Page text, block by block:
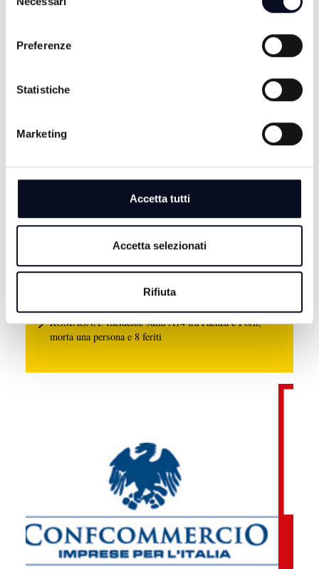
del
Preferenze
Statistiche
Marketing
Accetta tutti
Accetta selezionati
Rifiuta
8 AGOSTO 2026
CALCIO: Ravenna, si comincia a Benevento,
Sprint di Silverstone
ROMAGNA: Incidente sulla A14 tra Faenza e Forlì,
morta una persona e 8 feriti